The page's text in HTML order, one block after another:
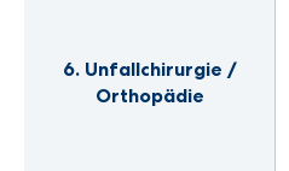
6. Unfallchirurgie /
Orthopädie